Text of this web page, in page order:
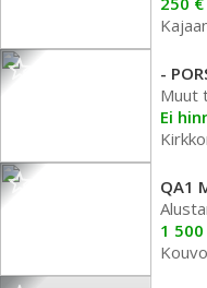
-
Muut
Ei
QA1
1